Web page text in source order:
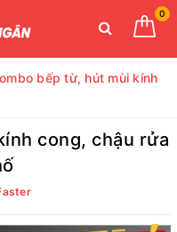
0
bếp từ, hút mùi kính
cong, chậu rửa